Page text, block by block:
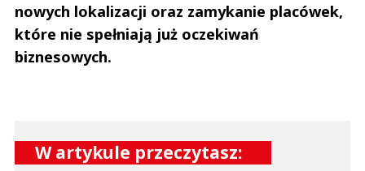
nowych lokalizacji oraz zamykanie placówek,
które nie spełniają już oczekiwań
biznesowych.
W artykule przeczytasz: